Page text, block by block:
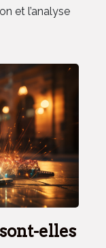
et l’analyse
elles